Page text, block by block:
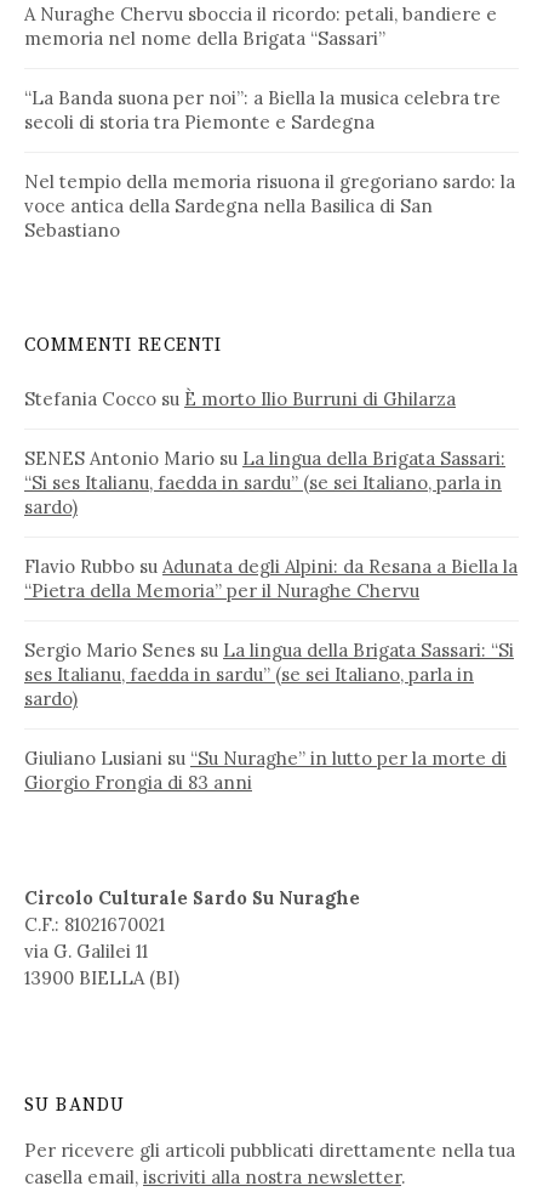
A Nuraghe Chervu sboccia il ricordo: petali, bandiere e
memoria nel nome della Brigata “Sassari”
“La Banda suona per noi”: a Biella la musica celebra tre
secoli di storia tra Piemonte e Sardegna
Nel tempio della memoria risuona il gregoriano sardo: la
voce antica della Sardegna nella Basilica di San
Sebastiano
COMMENTI RECENTI
Stefania Cocco su È morto Ilio Burruni di Ghilarza
SENES Antonio Mario su La lingua della Brigata Sassari:
“Si ses Italianu, faedda in sardu” (se sei Italiano, parla in
sardo)
Flavio Rubbo su Adunata degli Alpini: da Resana a Biella la
“Pietra della Memoria” per il Nuraghe Chervu
Sergio Mario Senes su La lingua della Brigata Sassari: “Si
ses Italianu, faedda in sardu” (se sei Italiano, parla in
sardo)
Giuliano Lusiani su “Su Nuraghe” in lutto per la morte di
Giorgio Frongia di 83 anni
Circolo Culturale Sardo Su Nuraghe
C.F.: 81021670021
via G. Galilei 11
13900 BIELLA (BI)
SU BANDU
Per ricevere gli articoli pubblicati direttamente nella tua
casella email, iscriviti alla nostra newsletter.